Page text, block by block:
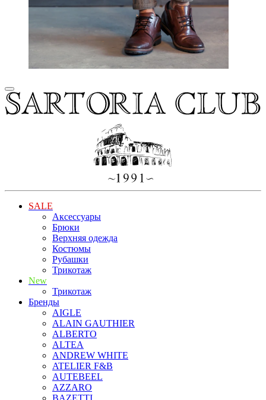
SALE
Аксессуары
Брюки
Верхняя одежда
Костюмы
Рубашки
Трикотаж
New
Трикотаж
Бренды
AIGLE
ALAIN GAUTHIER
ALBERTO
ALTEA
ANDREW WHITE
ATELIER F&B
AUTEBEEL
AZZARO
BAZETTI